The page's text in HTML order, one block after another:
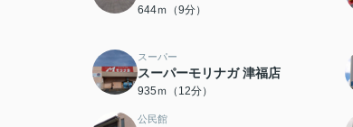
644ｍ（9分）
スーパー
スーパーモリナガ 津福店
935ｍ（12分）
公民館